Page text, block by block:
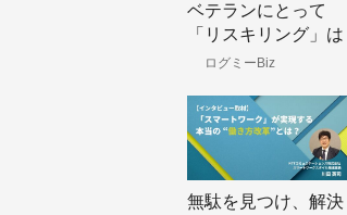
ベテランにとって
「リスキリング」は
綺麗事 10年先の仕
キャリア考
ログミーBiz
無駄を見つけ、解決